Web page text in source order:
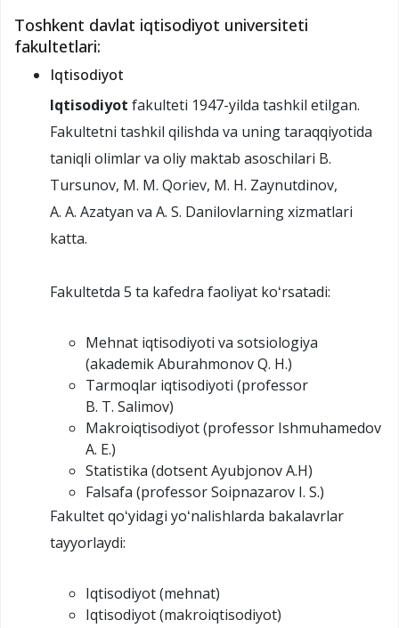
Toshkent davlat iqtisodiyot universiteti
fakultetlari:
Iqtisodiyot
Iqtisodiyot fakulteti 1947-yilda tashkil etilgan.
Fakultetni tashkil qilishda va uning taraqqiyotida
taniqli olimlar va oliy maktab asoschilari B.
Tursunov, M. M. Qoriev, M. H. Zaynutdinov,
A. A. Azatyan va A. S. Danilovlarning xizmatlari
katta.
Fakultetda 5 ta kafedra faoliyat koʻrsatadi:
Mehnat iqtisodiyoti va sotsiologiya
(akademik Aburahmonov Q. H.)
Tarmoqlar iqtisodiyoti (professor
B. T. Salimov)
Makroiqtisodiyot (professor Ishmuhamedov
A. E.)
Statistika (dotsent Ayubjonov A.H)
Falsafa (professor Soipnazarov I. S.)
Fakultet qoʻyidagi yoʻnalishlarda bakalavrlar
tayyorlaydi:
Iqtisodiyot (mehnat)
Iqtisodiyot (makroiqtisodiyot)